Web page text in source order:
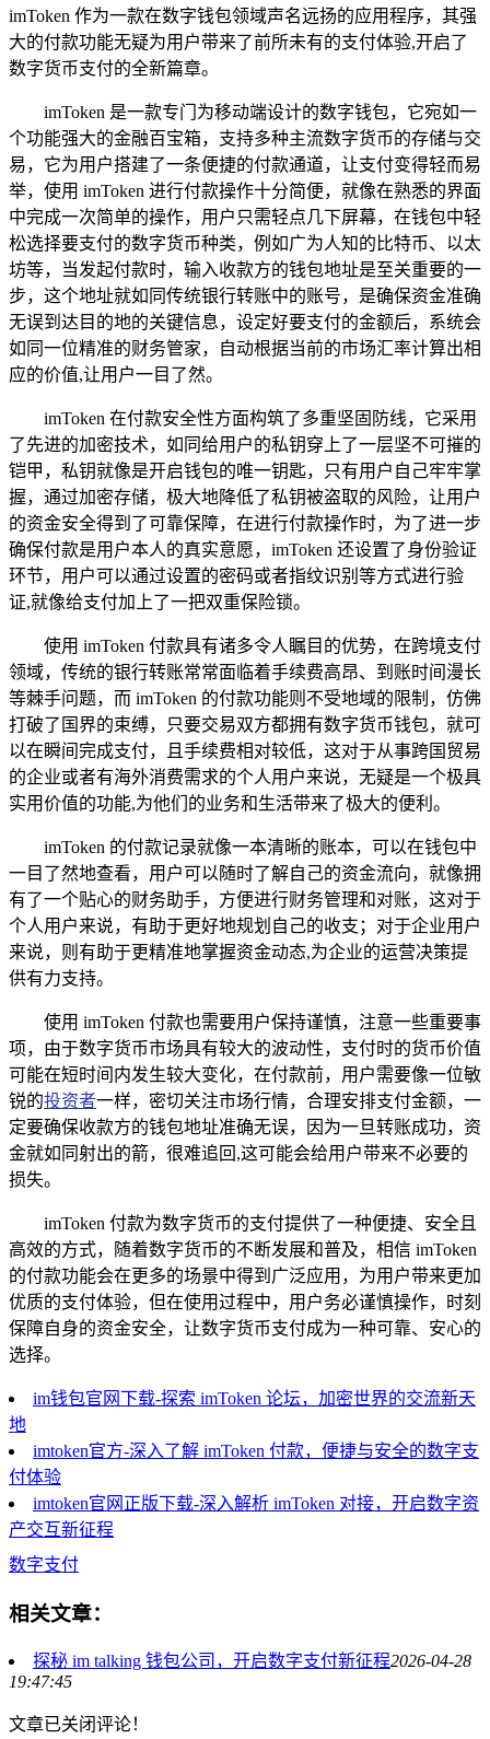
imToken 作为一款在数字钱包领域声名远扬的应用程序，其强
大的付款功能无疑为用户带来了前所未有的支付体验,开启了
数字货币支付的全新篇章。
imToken 是一款专门为移动端设计的数字钱包，它宛如一
个功能强大的金融百宝箱，支持多种主流数字货币的存储与交
易，它为用户搭建了一条便捷的付款通道，让支付变得轻而易
举，使用 imToken 进行付款操作十分简便，就像在熟悉的界面
中完成一次简单的操作，用户只需轻点几下屏幕，在钱包中轻
松选择要支付的数字货币种类，例如广为人知的比特币、以太
坊等，当发起付款时，输入收款方的钱包地址是至关重要的一
步，这个地址就如同传统银行转账中的账号，是确保资金准确
无误到达目的地的关键信息，设定好要支付的金额后，系统会
如同一位精准的财务管家，自动根据当前的市场汇率计算出相
应的价值,让用户一目了然。
imToken 在付款安全性方面构筑了多重坚固防线，它采用
了先进的加密技术，如同给用户的私钥穿上了一层坚不可摧的
铠甲，私钥就像是开启钱包的唯一钥匙，只有用户自己牢牢掌
握，通过加密存储，极大地降低了私钥被盗取的风险，让用户
的资金安全得到了可靠保障，在进行付款操作时，为了进一步
确保付款是用户本人的真实意愿，imToken 还设置了身份验证
环节，用户可以通过设置的密码或者指纹识别等方式进行验
证,就像给支付加上了一把双重保险锁。
使用 imToken 付款具有诸多令人瞩目的优势，在跨境支付
领域，传统的银行转账常常面临着手续费高昂、到账时间漫长
等棘手问题，而 imToken 的付款功能则不受地域的限制，仿佛
打破了国界的束缚，只要交易双方都拥有数字货币钱包，就可
以在瞬间完成支付，且手续费相对较低，这对于从事跨国贸易
的企业或者有海外消费需求的个人用户来说，无疑是一个极具
实用价值的功能,为他们的业务和生活带来了极大的便利。
imToken 的付款记录就像一本清晰的账本，可以在钱包中
一目了然地查看，用户可以随时了解自己的资金流向，就像拥
有了一个贴心的财务助手，方便进行财务管理和对账，这对于
个人用户来说，有助于更好地规划自己的收支；对于企业用户
来说，则有助于更精准地掌握资金动态,为企业的运营决策提
供有力支持。
使用 imToken 付款也需要用户保持谨慎，注意一些重要事
项，由于数字货币市场具有较大的波动性，支付时的货币价值
可能在短时间内发生较大变化，在付款前，用户需要像一位敏
锐的投资者一样，密切关注市场行情，合理安排支付金额，一
定要确保收款方的钱包地址准确无误，因为一旦转账成功，资
金就如同射出的箭，很难追回,这可能会给用户带来不必要的
损失。
imToken 付款为数字货币的支付提供了一种便捷、安全且
高效的方式，随着数字货币的不断发展和普及，相信 imToken
的付款功能会在更多的场景中得到广泛应用，为用户带来更加
优质的支付体验，但在使用过程中，用户务必谨慎操作，时刻
保障自身的资金安全，让数字货币支付成为一种可靠、安心的
选择。
im钱包官网下载-探索 imToken 论坛，加密世界的交流新天
地
imtoken官方-深入了解 imToken 付款，便捷与安全的数字支
付体验
imtoken官网正版下载-深入解析 imToken 对接，开启数字资
产交互新征程
数字支付
相关文章：
探秘 im talking 钱包公司，开启数字支付新征程2026-04-28
19:47:45
文章已关闭评论！